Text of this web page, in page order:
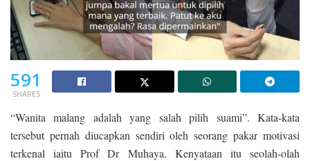
591
SHARES
“Wanita malang adalah yang salah pilih suami”. Kata-kata
tersebut pernah diucapkan sendiri oleh seorang pakar motivasi
terkenal iaitu Prof Dr Muhaya. Kenyataan itu seolah-olah